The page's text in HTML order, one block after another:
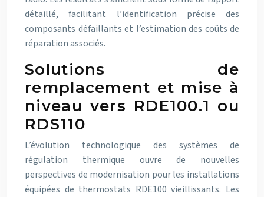
détaillé, facilitant l’identification précise des
composants défaillants et l’estimation des coûts de
réparation associés.
Solutions de
remplacement et mise à
niveau vers RDE100.1 ou
RDS110
L’évolution technologique des systèmes de
régulation thermique ouvre de nouvelles
perspectives de modernisation pour les installations
équipées de thermostats RDE100 vieillissants. Les